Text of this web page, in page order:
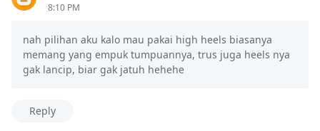
8:10 PM
nah pilihan aku kalo mau pakai high heels biasanya
memang yang empuk tumpuannya, trus juga heels nya
gak lancip, biar gak jatuh hehehe
Reply